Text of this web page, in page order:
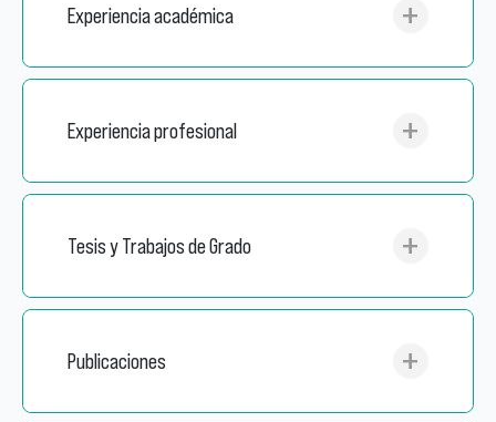
Experiencia académica
Experiencia profesional
Tesis y Trabajos de Grado
Publicaciones